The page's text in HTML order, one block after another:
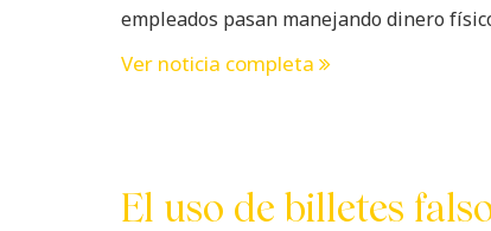
empleados pasan manejando dinero
Ver noticia completa
El uso de billetes